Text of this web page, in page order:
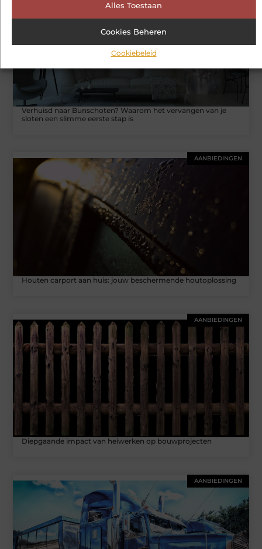
Alles Toestaan
Cookies Beheren
Cookiebeleid
Verhuisd naar Bunschoten? Waarom het vervangen van je
sloten een slimme eerste stap is
AANBIEDINGEN
Houten carport aan huis: jouw beschermende houtoplossing
AANBIEDINGEN
Diepgaande impact van heiwerken op bouwprojecten
AANBIEDINGEN